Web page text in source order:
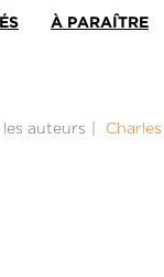
À PARAÎTRE
les auteurs